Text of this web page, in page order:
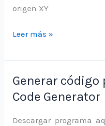
origen XY
Posicionamiento
Leer más »
Generar código
Code Generator
Descargar programa